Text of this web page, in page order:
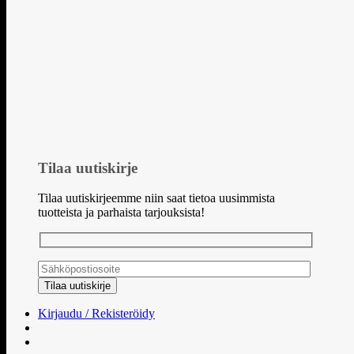
Tilaa uutiskirje
Tilaa uutiskirjeemme niin saat tietoa uusimmista
tuotteista ja parhaista tarjouksista!
Kirjaudu / Rekisteröidy